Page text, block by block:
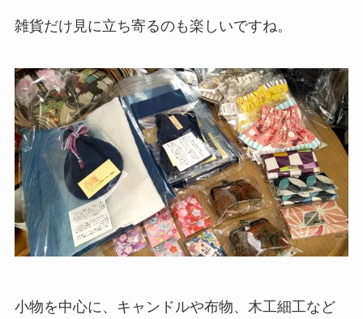
雑貨だけ見に立ち寄るのも楽しいですね。
小物を中心に、キャンドルや布物、木工細工など